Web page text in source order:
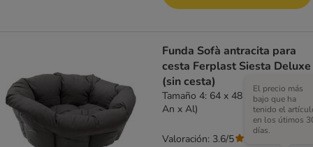
Funda Sofà antracita para
cesta Ferplast Siesta Deluxe
(sin cesta)
Tamaño 4: 64 x 48 x 25 cm (L x
An x Al)
El precio más
bajo que ha
tenido el
en los útimos
días.
Valoración: 3.6/5